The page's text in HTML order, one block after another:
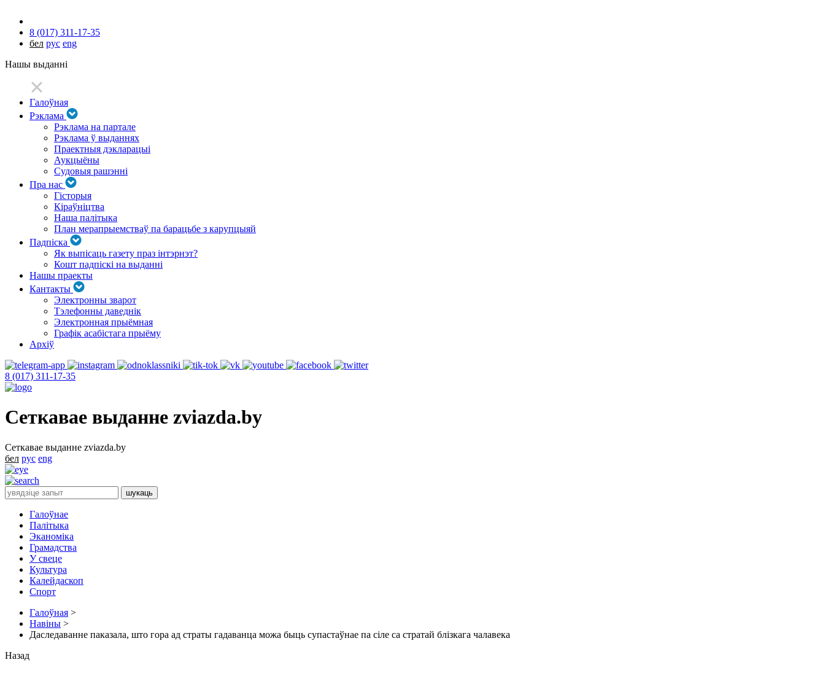
8 (017) 311-17-35
бел рус eng
Нашы выданні
Галоўная
Рэклама
Рэклама на партале
Рэклама ў выданнях
Праектныя дэкларацыі
Аукцыёны
Судовыя рашэнні
Пра нас
Гісторыя
Кіраўніцтва
Наша палітыка
План мерапрыемстваў па барацьбе з карупцыяй
Падпіска
Як выпісаць газету праз інтэрнэт?
Кошт падпіскі на выданні
Нашы праекты
Кантакты
Электронны зварот
Тэлефонны даведнік
Электронная прыёмная
Графік асабістага прыёму
Архіў
8 (017) 311-17-35
Сеткавае выданне zviazda.by
Сеткавае выданне zviazda.by
бел рус eng
Галоўнае
Палітыка
Эканоміка
Грамадства
У свеце
Культура
Калейдаскоп
Спорт
Галоўная >
Навіны >
Даследаванне паказала, што гора ад страты гадаванца можа быць супастаўнае па сіле са стратай блізкага чалавека
Назад